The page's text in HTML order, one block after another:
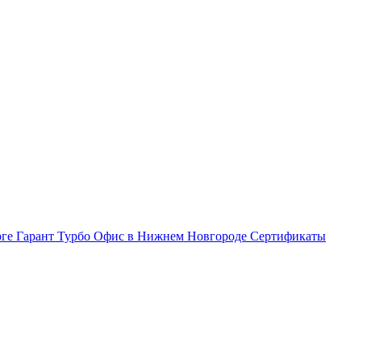
Гарант Турбо Офис в Нижнем Новгороде Сертификаты